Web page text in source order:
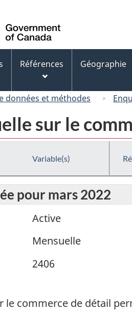
Canada
Références Géographie
données et méthodes
sur le
Variable(s)
pour mars 2022
Active
Mensuelle
2406
le commerce de détail